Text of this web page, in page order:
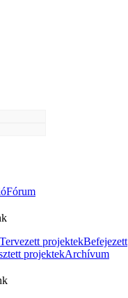
Fórum
Tervezett projektekBefejezett
projektekArchívum